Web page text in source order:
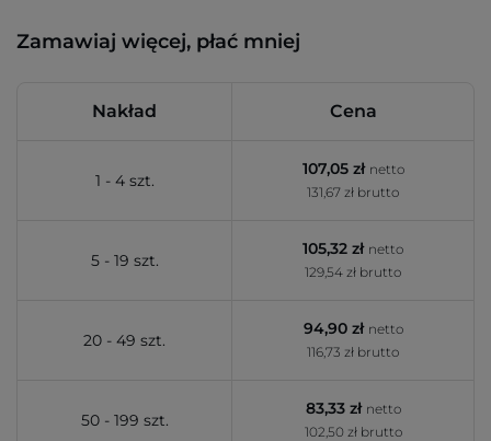
Zamawiaj więcej, płać mniej
Nakład Cena
1 - 4 szt.
107,05 zł netto
131,67 zł brutto
5 - 19 szt.
105,32 zł netto
129,54 zł brutto
20 - 49 szt.
94,90 zł netto
116,73 zł brutto
50 - 199 szt.
83,33 zł netto
102,50 zł brutto